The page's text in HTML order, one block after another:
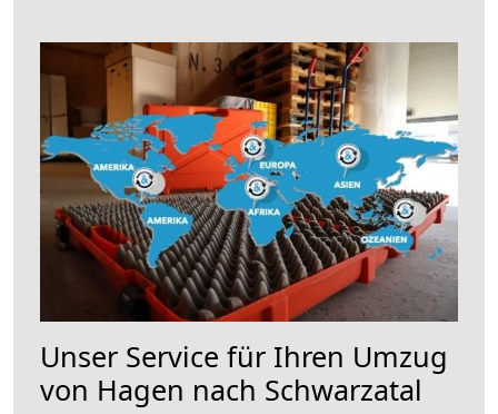
Unser Service für Ihren Umzug
von Hagen nach Schwarzatal